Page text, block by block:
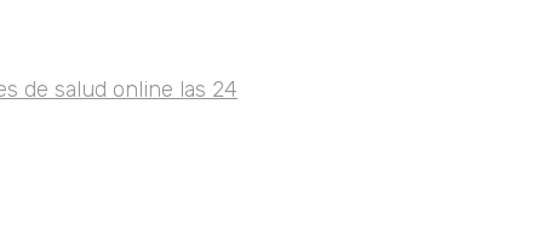
de salud online las 24